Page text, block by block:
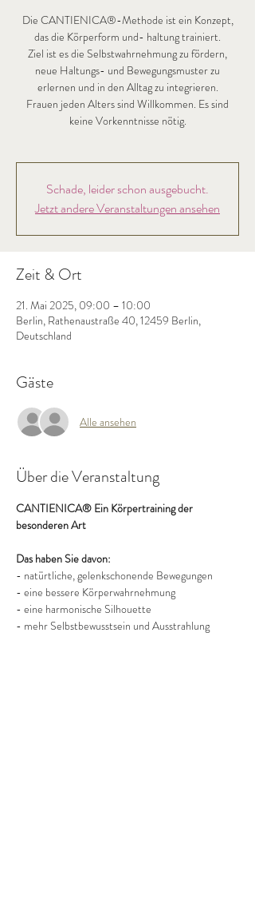
Die CANTIENICA®-Methode ist ein Konzept,
das die Körperform und- haltung trainiert.
Ziel ist es die Selbstwahrnehmung zu fördern,
neue Haltungs- und Bewegungsmuster zu
erlernen und in den Alltag zu integrieren.
Frauen jeden Alters sind Willkommen. Es sind
keine Vorkenntnisse nötig.
Schade, leider schon ausgebucht.
Jetzt andere Veranstaltungen ansehen
Zeit & Ort
21. Mai 2025, 09:00 – 10:00
Berlin, Rathenaustraße 40, 12459 Berlin,
Deutschland
Gäste
Alle ansehen
Über die Veranstaltung
CANTIENICA® Ein Körpertraining der
besonderen Art
Das haben Sie davon:
- natürtliche, gelenkschonende Bewegungen
- eine bessere Körperwahrnehmung
- eine harmonische Silhouette
- mehr Selbstbewusstsein und Ausstrahlung